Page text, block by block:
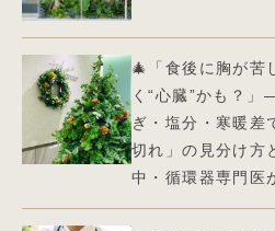
🎄「食後に胸が
く“心臓”かも？
ぎ・塩分・寒暖差
切れ」の見分け方
中・循環器専門医